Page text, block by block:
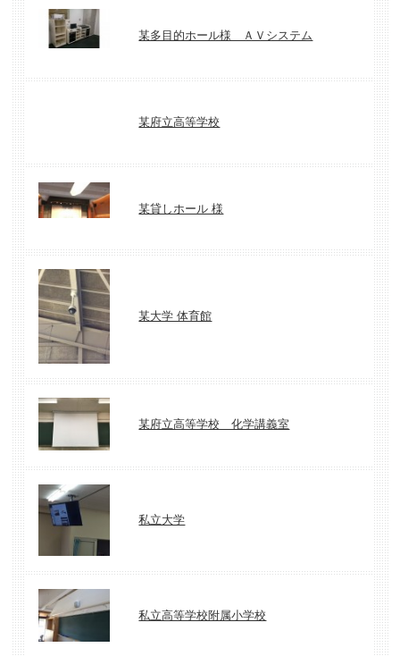
某多目的ホール様 ＡＶシステム
某府立高等学校
某貸しホール 様
某大学 体育館
某府立高等学校 化学講義室
私立大学
私立高等学校附属小学校